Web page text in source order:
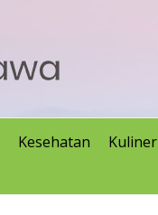
Kesehatan Kuliner